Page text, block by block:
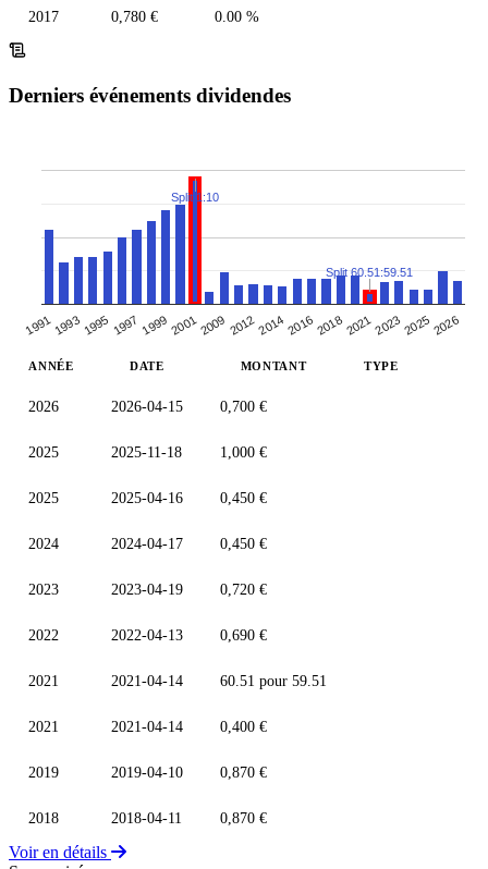
2017 0,780 € 0.00 %
Derniers événements dividendes
199119931995 1997 199920012009 20122014201620182021202320252026
Split 1:10
Split 60.51:59.51
ANNÉE DATE MONTANT TYPE
2026 2026-04-15 0,700 €
2025 2025-11-18 1,000 €
2025 2025-04-16 0,450 €
2024 2024-04-17 0,450 €
2023 2023-04-19 0,720 €
2022 2022-04-13 0,690 €
2021 2021-04-14 60.51 pour 59.51
2021 2021-04-14 0,400 €
2019 2019-04-10 0,870 €
2018 2018-04-11 0,870 €
Voir en détails